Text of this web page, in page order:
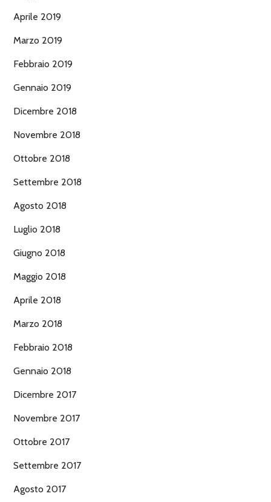
Aprile 2019
Marzo 2019
Febbraio 2019
Gennaio 2019
Dicembre 2018
Novembre 2018
Ottobre 2018
Settembre 2018
Agosto 2018
Luglio 2018
Giugno 2018
Maggio 2018
Aprile 2018
Marzo 2018
Febbraio 2018
Gennaio 2018
Dicembre 2017
Novembre 2017
Ottobre 2017
Settembre 2017
Agosto 2017